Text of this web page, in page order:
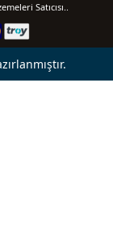
Satıcısı..